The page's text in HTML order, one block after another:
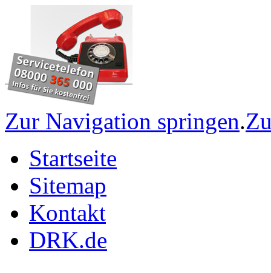
Zur Navigation springen.
Startseite
Sitemap
Kontakt
DRK.de